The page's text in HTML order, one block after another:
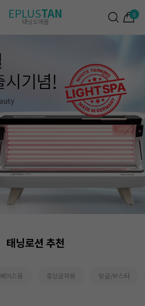
EPLUSTAN
태닝도매몰
0
태닝로션 추천
베이스용 중상급자용 팅글/부스터